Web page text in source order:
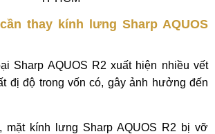
thay kính lưng Sharp AQUOS
Sharp AQUOS R2 xuất hiện nhiều vết
đị độ trong vốn có, gây ảnh hưởng đến
mặt kính lưng Sharp AQUOS R2 bị vỡ